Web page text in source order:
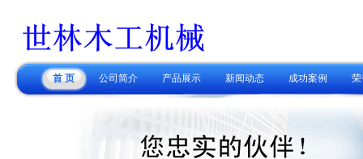
首 页 公司简介 产品展示 新闻动态 成功案例